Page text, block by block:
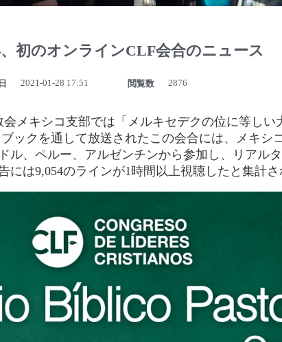
、初のオンラインCLF会合のニュース
2021-01-28 17:51 閲覧数 2876
メキシコ支部では「メルキセデクの位に等し
ブックを通して放送されたこの会合には、メキ
ル、ペルー、アルゼンチンから参加し、リアル
には9,054のラインが1時間以上視聴したと集計さ